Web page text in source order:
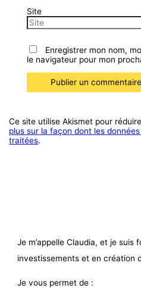
Site
Enregistrer mon nom,
le navigateur pour mon
Ce site utilise Akismet pour
plus sur la façon dont les
traitées.
Je m’appelle Claudia, et je
investissements et en création
Je vous permet de :